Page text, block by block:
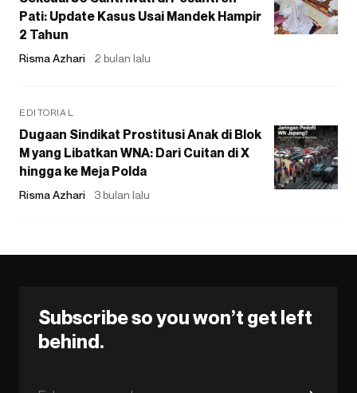
Pati: Update Kasus Usai Mandek Hampir
2 Tahun
Risma Azhari 2 bulan lalu
EDITORIAL
Dugaan Sindikat Prostitusi Anak di Blok
M yang Libatkan WNA: Dari Cuitan di X
hingga ke Meja Polda
Risma Azhari 3 bulan lalu
Subscribe so you won’t get left
behind.